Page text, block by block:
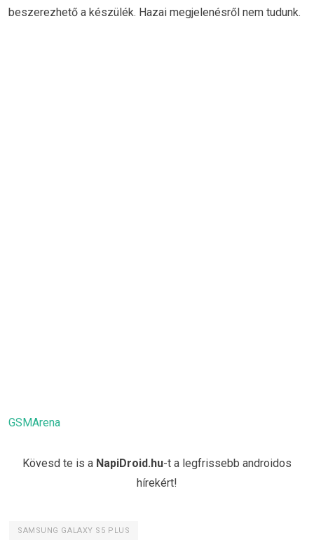
beszerezhető a készülék. Hazai megjelenésről nem tudunk.
GSMArena
Kövesd te is a NapiDroid.hu-t a legfrissebb androidos
hírekért!
SAMSUNG GALAXY S5 PLUS